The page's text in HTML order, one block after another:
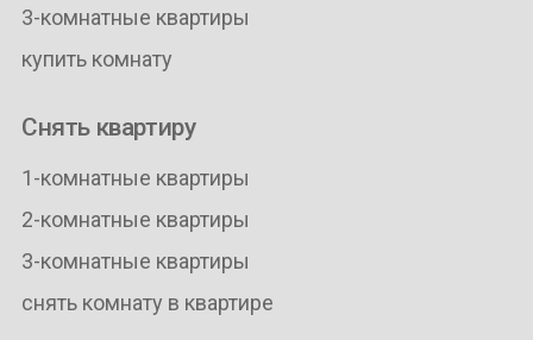
3-комнатные квартиры
купить комнату
Снять квартиру
1-комнатные квартиры
2-комнатные квартиры
3-комнатные квартиры
снять комнату в квартире